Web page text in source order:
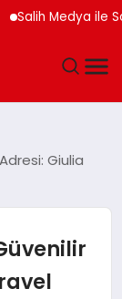
Medya ile
Giulia